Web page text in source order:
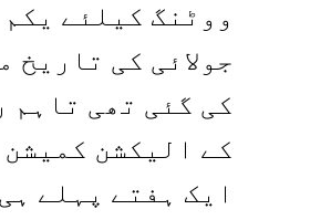
ووٹنگ کیلئے یکم
جولائی کی تاریخ
کی گئی تھی تاہم
کے الیکشن
ایک ہفتے پہلے ہی